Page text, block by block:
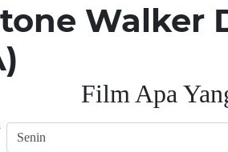
Walker
Film Apa